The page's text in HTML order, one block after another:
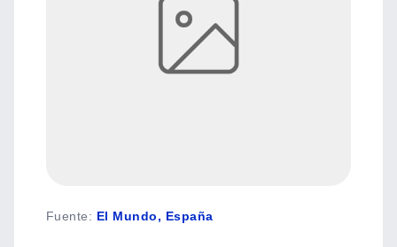
Fuente: El Mundo, España